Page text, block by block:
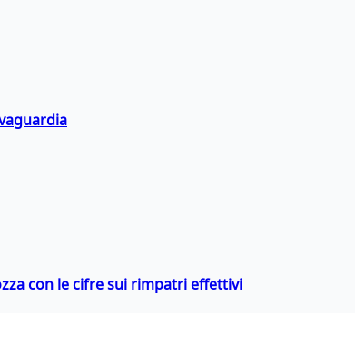
con le cifre sui rimpatri effettivi